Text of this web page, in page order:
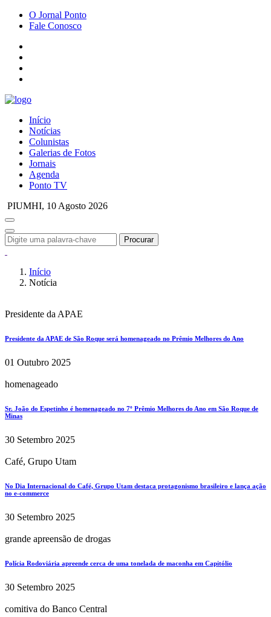
O Jornal Ponto
Fale Conosco
Início
Notícias
Colunistas
Galerias de Fotos
Jornais
Agenda
Ponto TV
PIUMHI, 10 Agosto 2026
Procurar
Início
Notícia
Presidente da APAE
Presidente da APAE de São Roque será homenageado no Prêmio Melhores do Ano
01 Outubro 2025
homenageado
Sr. João do Espetinho é homenageado no 7º Prêmio Melhores do Ano em São Roque de
Minas
30 Setembro 2025
Café, Grupo Utam
No Dia Internacional do Café, Grupo Utam destaca protagonismo brasileiro e lança ação
no e-commerce
30 Setembro 2025
grande apreensão de drogas
Polícia Rodoviária apreende cerca de uma tonelada de maconha em Capitólio
30 Setembro 2025
comitiva do Banco Central